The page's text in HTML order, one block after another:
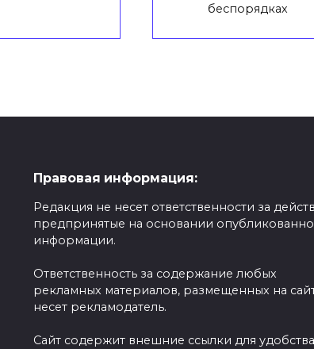
беспорядках
Правовая информация:
Редакция не несет ответственности за
предпринятые на основании
информации.
Ответственность за содержание любых
рекламных материалов, размещенных на
несет рекламодатель.
Сайт содержит внешние ссылки для удобства